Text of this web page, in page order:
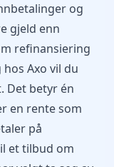
og
gjeld enn
refinansiering
Axo vil du
Det betyr én
en rente som
på
et tilbud om